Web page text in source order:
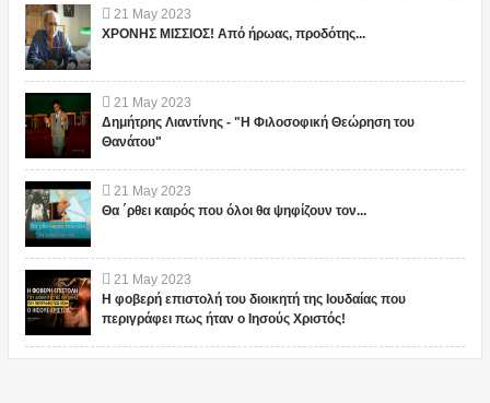
21 May 2023
ΧΡΟΝΗΣ ΜΙΣΣΙΟΣ! Από ήρωας, προδότης...
21 May 2023
Δημήτρης Λιαντίνης - "Η Φιλοσοφική Θεώρηση του
Θανάτου"
21 May 2023
Θα ΄ρθει καιρός που όλοι θα ψηφίζουν τον...
21 May 2023
Η φοβερή επιστολή του διοικητή της Ιουδαίας που
περιγράφει πως ήταν ο Ιησούς Χριστός!